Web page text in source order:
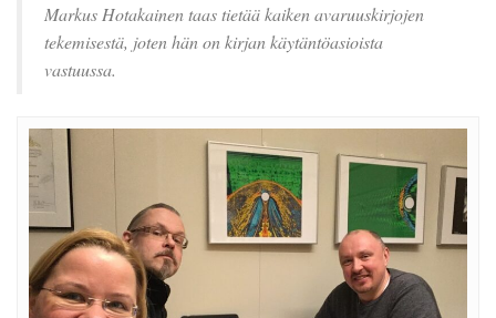
Markus Hotakainen taas tietää kaiken avaruuskirjojen
tekemisestä, joten hän on kirjan käytäntöasioista
vastuussa.